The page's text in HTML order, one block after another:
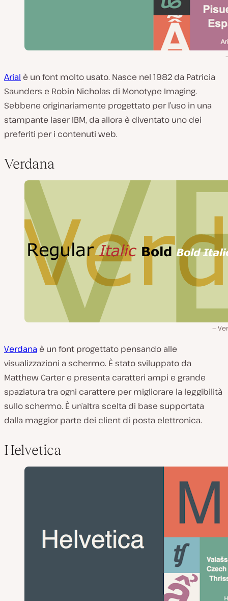
Arial è un font molto usato. Nasce nel 1982 da Patricia
Saunders e Robin Nicholas di Monotype Imaging.
Sebbene originariamente progettato per l’uso in una
stampante laser IBM, da allora è diventato uno dei
preferiti per i contenuti web.
Verdana
Verdana è un font progettato pensando alle
visualizzazioni a schermo. È stato sviluppato da
Matthew Carter e presenta caratteri ampi e grande
spaziatura tra ogni carattere per migliorare la leggibilità
sullo schermo. È un’altra scelta di base supportata
dalla maggior parte dei client di posta elettronica.
Helvetica